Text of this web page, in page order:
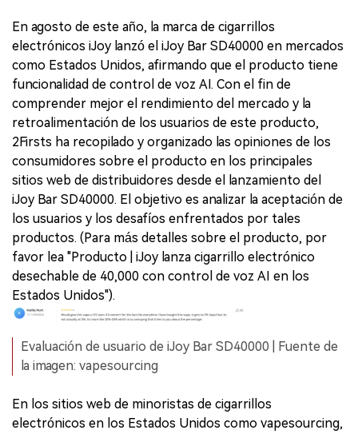
En agosto de este año, la marca de cigarrillos
electrónicos iJoy lanzó el iJoy Bar SD40000 en mercados
como Estados Unidos, afirmando que el producto tiene
funcionalidad de control de voz AI. Con el fin de
comprender mejor el rendimiento del mercado y la
retroalimentación de los usuarios de este producto,
2Firsts ha recopilado y organizado las opiniones de los
consumidores sobre el producto en los principales
sitios web de distribuidores desde el lanzamiento del
iJoy Bar SD40000. El objetivo es analizar la aceptación de
los usuarios y los desafíos enfrentados por tales
productos. (Para más detalles sobre el producto, por
favor lea "Producto | iJoy lanza cigarrillo electrónico
desechable de 40,000 con control de voz AI en los
Estados Unidos").
Evaluación de usuario de iJoy Bar SD40000 | Fuente de
la imagen: vapesourcing
En los sitios web de minoristas de cigarrillos
electrónicos en los Estados Unidos como vapesourcing,